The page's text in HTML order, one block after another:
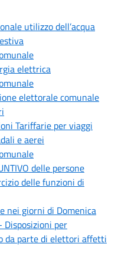
utilizzo dell’acqua
elettrica
elettorale comunale
Tariffarie per viaggi
e aerei
delle persone
delle funzioni di
nei giorni di Domenica
per
da parte di elettori affetti